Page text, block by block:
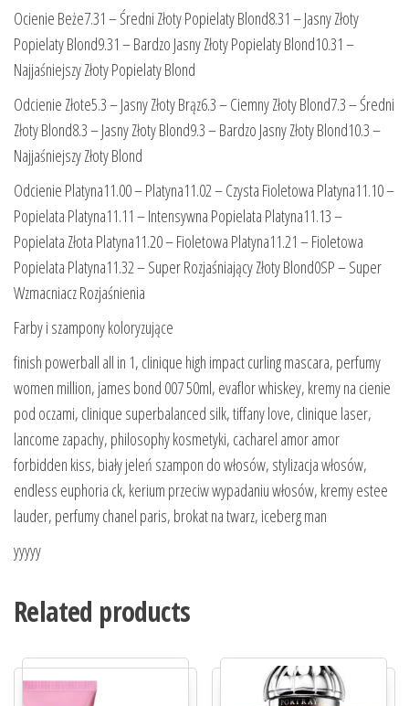
Ocienie Beże7.31 – Średni Złoty Popielaty Blond8.31 – Jasny Złoty
Popielaty Blond9.31 – Bardzo Jasny Złoty Popielaty Blond10.31 –
Najjaśniejszy Złoty Popielaty Blond
Odcienie Złote5.3 – Jasny Złoty Brąz6.3 – Ciemny Złoty Blond7.3 – Średni
Złoty Blond8.3 – Jasny Złoty Blond9.3 – Bardzo Jasny Złoty Blond10.3 –
Najjaśniejszy Złoty Blond
Odcienie Platyna11.00 – Platyna11.02 – Czysta Fioletowa Platyna11.10 –
Popielata Platyna11.11 – Intensywna Popielata Platyna11.13 –
Popielata Złota Platyna11.20 – Fioletowa Platyna11.21 – Fioletowa
Popielata Platyna11.32 – Super Rozjaśniający Złoty Blond0SP – Super
Wzmacniacz Rozjaśnienia
Farby i szampony koloryzujące
finish powerball all in 1, clinique high impact curling mascara, perfumy
women million, james bond 007 50ml, evaflor whiskey, kremy na cienie
pod oczami, clinique superbalanced silk, tiffany love, clinique laser,
lancome zapachy, philosophy kosmetyki, cacharel amor amor
forbidden kiss, biały jeleń szampon do włosów, stylizacja włosów,
endless euphoria ck, kerium przeciw wypadaniu włosów, kremy estee
lauder, perfumy chanel paris, brokat na twarz, iceberg man
yyyyy
Related products